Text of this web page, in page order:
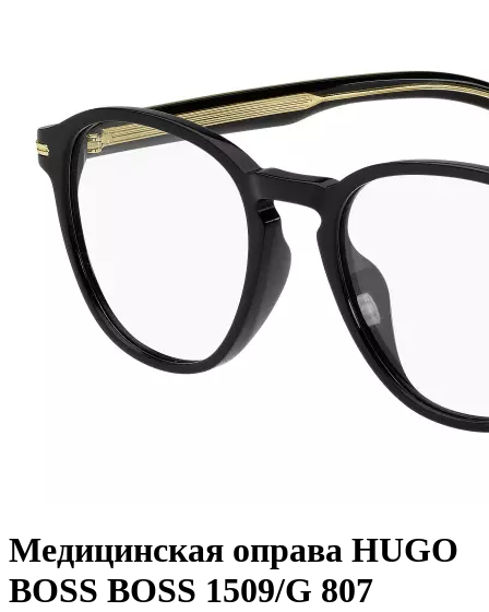
Медицинская оправа HUGO
BOSS BOSS 1509/G 807